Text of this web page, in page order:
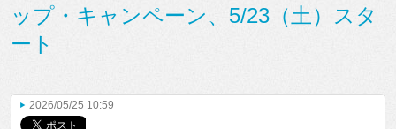
ップ・キャンペーン、5/23（土）スタ
ート
2026/05/25 10:59